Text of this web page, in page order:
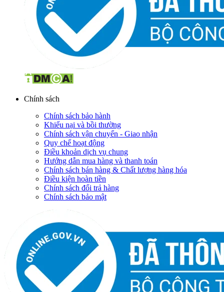
Chính sách
Chính sách bảo hành
Khiếu nại và bồi thường
Chính sách vận chuyển - Giao nhận
Quy chế hoạt động
Điều khoản dịch vụ chung
Hướng dẫn mua hàng và thanh toán
Chính sách bán hàng & Chất lượng hàng hóa
Điều kiện hoàn tiền
Chính sách đổi trả hàng
Chính sách bảo mật